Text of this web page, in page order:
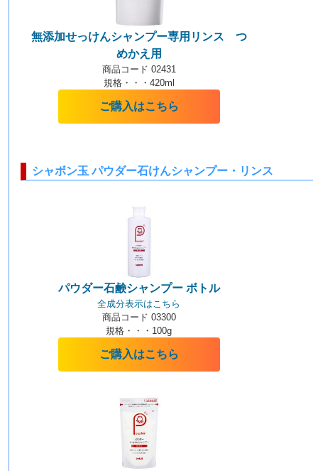
無添加せっけんシャンプー専用リンス つ
めかえ用
商品コード 02431
規格・・・420ml
ご購入はこちら
シャボン玉 パウダー石けんシャンプー・リンス
パウダー石鹸シャンプー ボトル
全成分表示はこちら
商品コード 03300
規格・・・100g
ご購入はこちら